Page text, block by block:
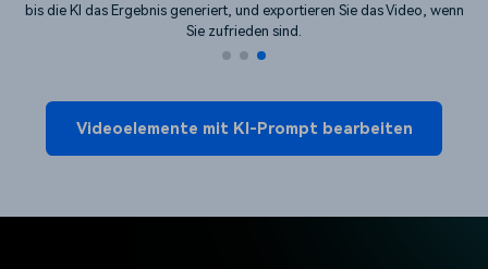
bis die KI das Ergebnis generiert, und exportieren Sie das Video, wenn
Sie zufrieden sind.
Videoelemente mit KI-Prompt bearbeiten